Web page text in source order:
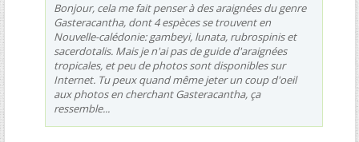
Bonjour, cela me fait penser à des araignées du genre
Gasteracantha, dont 4 espèces se trouvent en
Nouvelle-calédonie:gambeyi, lunata, rubrospinis et
sacerdotalis. Mais je n'ai pas de guide d'araignées
tropicales, et peu de photos sont disponibles sur
Internet. Tu peux quand même jeter un coup d'oeil
aux photos en cherchant Gasteracantha, ça
ressemble...